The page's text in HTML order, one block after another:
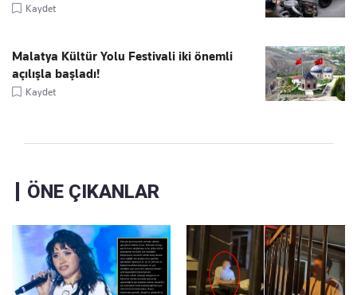
Kaydet
Malatya Kültür Yolu Festivali iki önemli
açılışla başladı!
Kaydet
ÖNE ÇIKANLAR